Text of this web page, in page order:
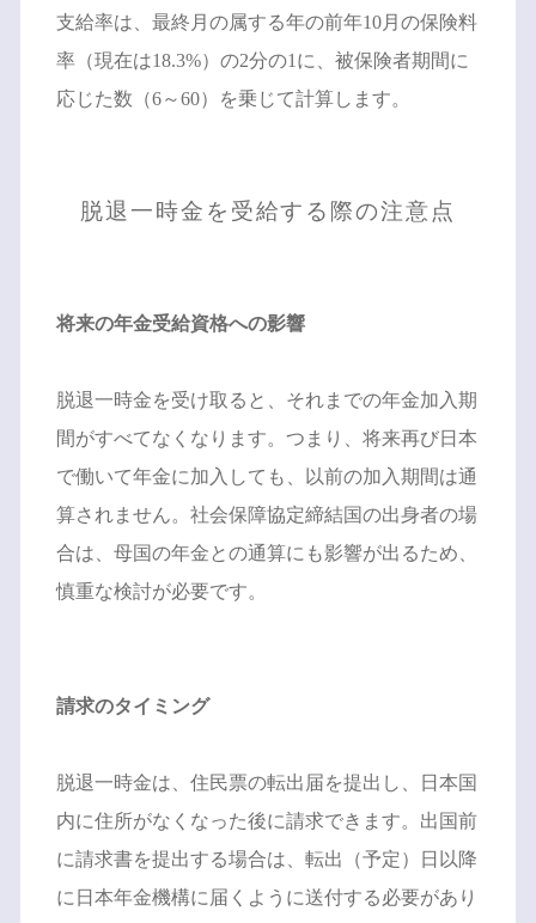
支給率は、最終月の属する年の前年10月の保険料
率（現在は18.3%）の2分の1に、被保険者期間に
応じた数（6～60）を乗じて計算します。
脱退一時金を受給する際の注意点
将来の年金受給資格への影響
脱退一時金を受け取ると、それまでの年金加入期
間がすべてなくなります。つまり、将来再び日本
で働いて年金に加入しても、以前の加入期間は通
算されません。社会保障協定締結国の出身者の場
合は、母国の年金との通算にも影響が出るため、
慎重な検討が必要です。
請求のタイミング
脱退一時金は、住民票の転出届を提出し、日本国
内に住所がなくなった後に請求できます。出国前
に請求書を提出する場合は、転出（予定）日以降
に日本年金機構に届くように送付する必要があり